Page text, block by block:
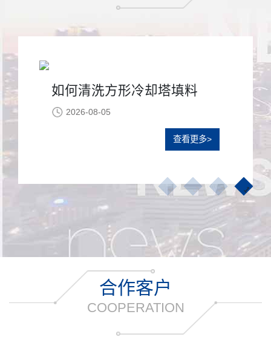
如何清洗方形冷却塔填料
2026-08-05
查看更多>
1
2
3
4
合作客户
COOPERATION